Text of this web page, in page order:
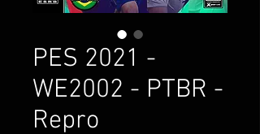
PES 2021 -
WE2002 - PTBR -
Repro